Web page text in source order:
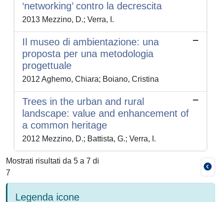
‘networking’ contro la decrescita
2013 Mezzino, D.; Verra, I.
Il museo di ambientazione: una
proposta per una metodologia
progettuale
2012 Aghemo, Chiara; Boiano, Cristina
Trees in the urban and rural
landscape: value and enhancement of
a common heritage
2012 Mezzino, D.; Battista, G.; Verra, I.
Mostrati risultati da 5 a 7 di
7
Legenda icone